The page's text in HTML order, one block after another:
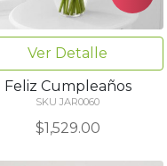
Ver Detalle
Feliz Cumpleaños
SKU JAR0060
$1,529.00